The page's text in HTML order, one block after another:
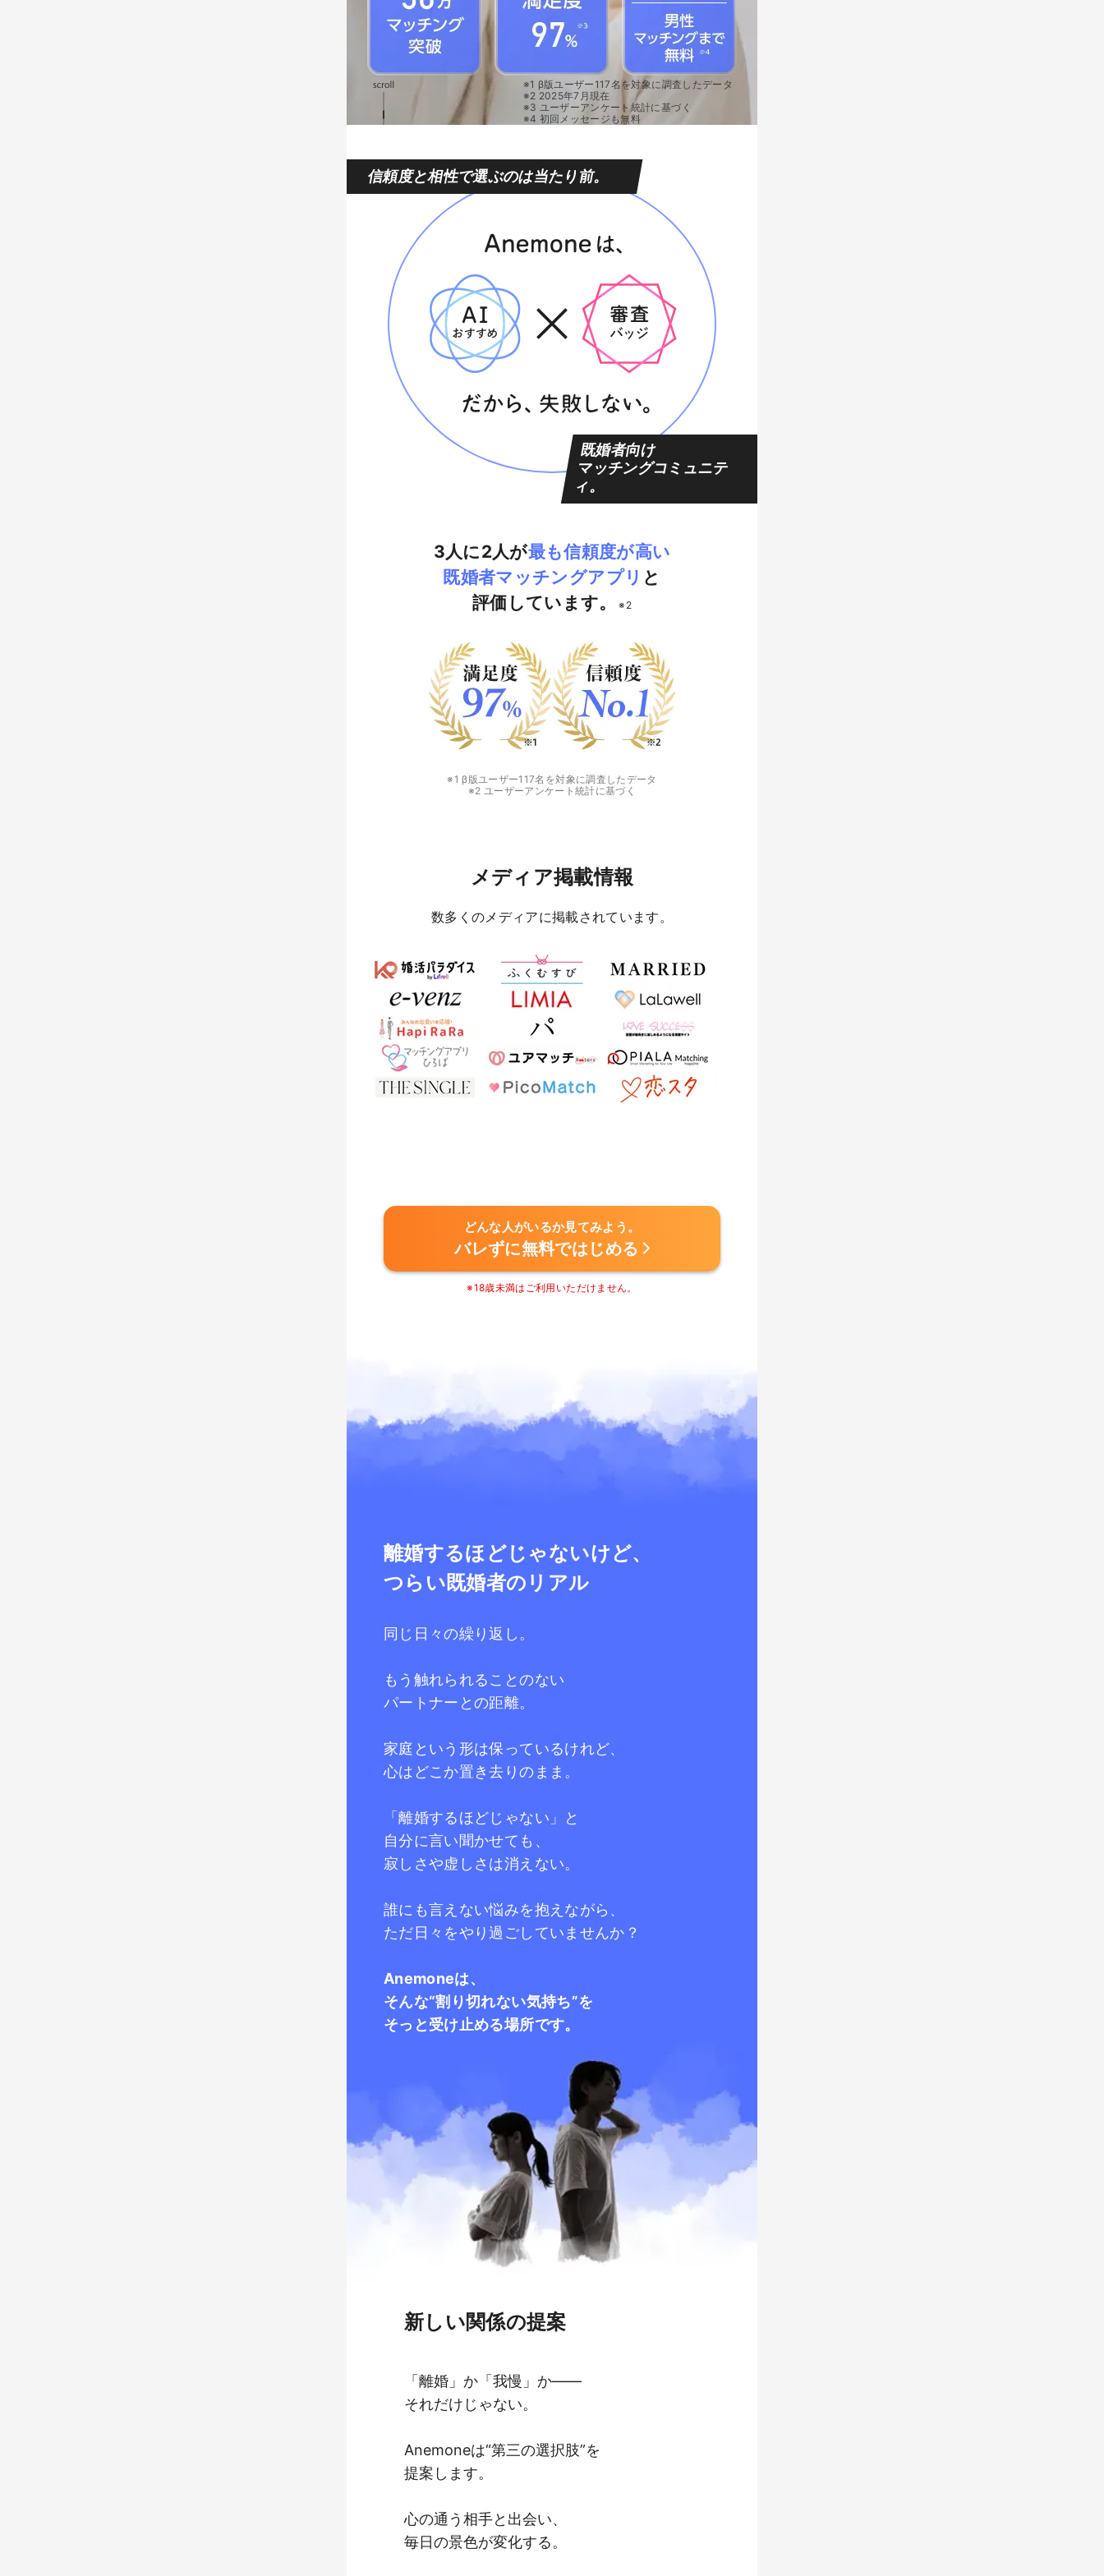
※1 β版ユーザー117名を対象に調査したデータ
※2 2025年7月現在
※3 ユーザーアンケート統計に基づく
※4 初回メッセージも無料
信頼度と相性で選ぶのは当たり前。
既婚者向け
マッチングコミュニテ
ィ。
3人に2人が最も信頼度が高い
既婚者マッチングアプリ と
評価しています。
※2
満足度97% 信頼度No.1
※1 β版ユーザー117名を対象に調査したデータ
※2 ユーザーアンケート統計に基づく
メディア掲載情報
数多くのメディアに掲載されています。
どんな人がいるか見てみよう。
バレずに無料ではじめる
※18歳未満はご利用いただけません。
離婚するほどじゃないけど、
つらい既婚者のリアル
同じ日々の繰り返し。
もう触れられることのない
パートナーとの距離。
家庭という形は保っているけれど、
心はどこか置き去りのまま。
「離婚するほどじゃない」と
自分に言い聞かせても、
寂しさや虚しさは消えない。
誰にも言えない悩みを抱えながら、
ただ日々をやり過ごしていませんか？
Anemoneは、
そんな“割り切れない気持ち”を
そっと受け止める場所です。
新しい関係の提案
「離婚」か「我慢」か――
それだけじゃない。
Anemoneは“第三の選択肢”を
提案します。
心の通う相手と出会い、
毎日の景色が変化する。